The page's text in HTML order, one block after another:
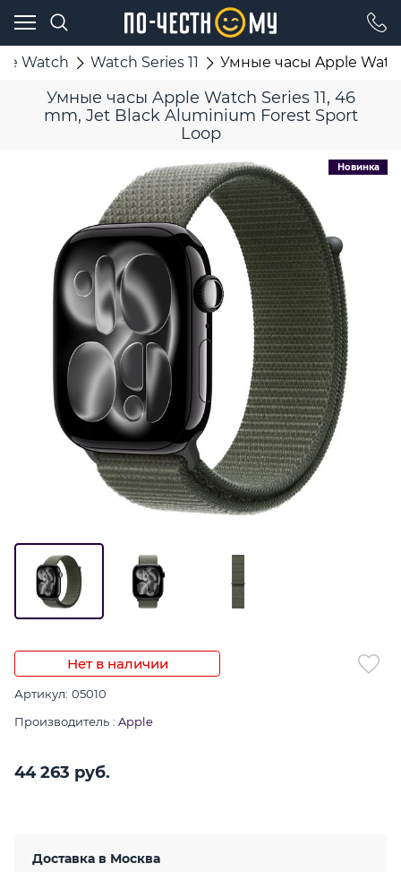
Watch Watch Series 11 Умные часы Apple
Умные часы Apple Watch Series 11, 46
mm, Jet Black Aluminium Forest Sport
Loop
Новинка
Нет в наличии
Артикул: 05010
Производитель : Apple
44 263 руб.
Доставка в Москва